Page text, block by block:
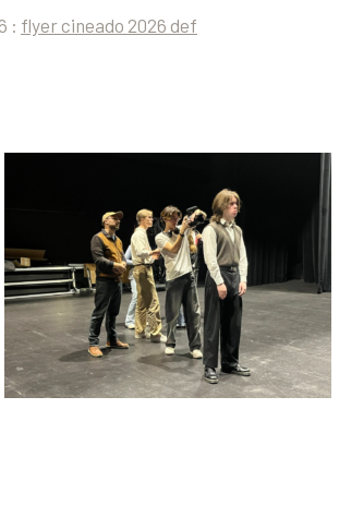
: flyer cineado 2026 def